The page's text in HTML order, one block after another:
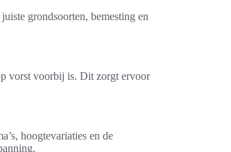
grondsoorten, bemesting en
vorst voorbij is. Dit zorgt ervoor
hoogtevariaties en de